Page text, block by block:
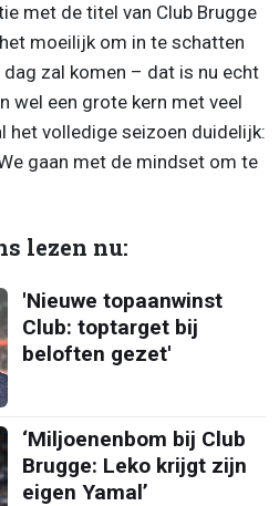
met de titel van Club Brugge
moeilijk om in te schatten
zal komen – dat is nu echt
wel een grote kern met veel
het volledige seizoen duidelijk:
gaan met de mindset om te
lezen nu:
'Nieuwe topaanwinst
Club: toptarget bij
beloften gezet'
‘Miljoenenbom bij Club
Brugge: Leko krijgt zijn
eigen Yamal’